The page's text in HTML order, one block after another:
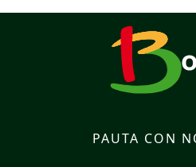
PAUTA CON